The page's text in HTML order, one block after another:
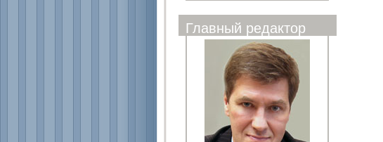
Главный редактор